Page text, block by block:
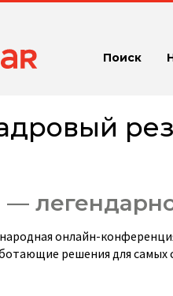
Поиск
онлайн-
решения для самых